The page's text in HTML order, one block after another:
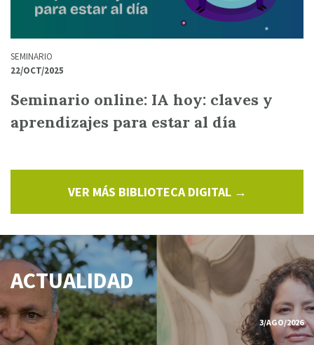
SEMINARIO
22/OCT/2025
Seminario online: IA hoy: claves y
aprendizajes para estar al día
VER MÁS BIBLIOTECA DIGITAL →
ACTUALIDAD
3/AGO/2026